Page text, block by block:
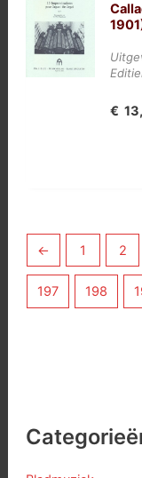
€
← 1 2
197 198